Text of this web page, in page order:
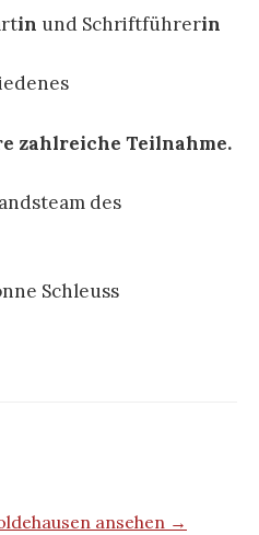
in und Schriftführerin
zahlreiche Teilnahme.
des
Schleuss
ansehen →